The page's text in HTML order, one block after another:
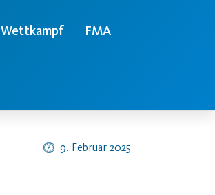
Wettkampf FMA
9. Februar 2025